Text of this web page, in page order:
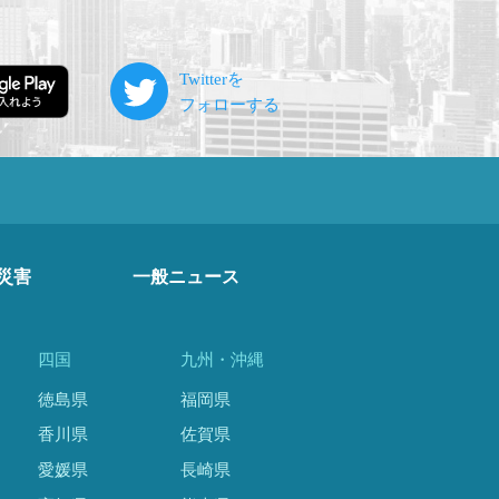
害 一般ニュース
四国
徳島県
香川県
愛媛県
九州・沖縄
福岡県
佐賀県
長崎県